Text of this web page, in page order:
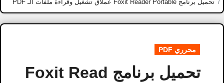
تحميل برنامج Foxit Reader Portable عملاق تشغيل وقراءة ملفات الـ PDF
محرري PDF
تحميل برنامج Foxit Read